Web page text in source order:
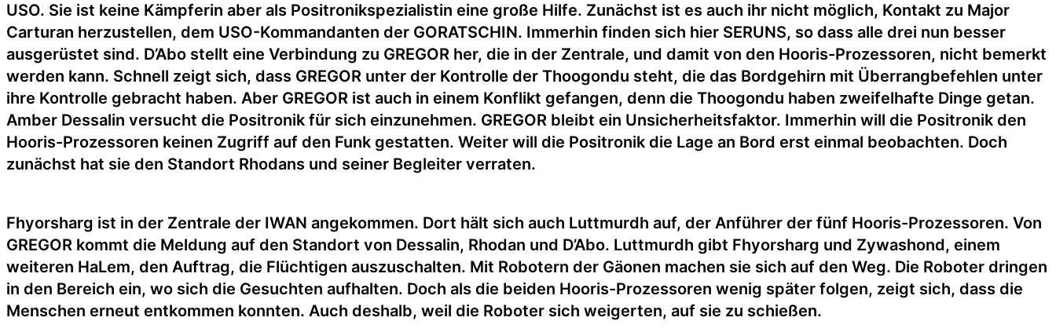
USO. Sie ist keine Kämpferin aber als Positronikspezialistin eine große Hilfe. Zunächst ist es auch ihr nicht möglich, Kontakt zu Major
Carturan herzustellen, dem USO-Kommandanten der GORATSCHIN. Immerhin finden sich hier SERUNS, so dass alle drei nun besser
ausgerüstet sind. D’Abo stellt eine Verbindung zu GREGOR her, die in der Zentrale, und damit von den Hooris-Prozessoren, nicht bemerkt
werden kann. Schnell zeigt sich, dass GREGOR unter der Kontrolle der Thoogondu steht, die das Bordgehirn mit Überrangbefehlen unter
ihre Kontrolle gebracht haben. Aber GREGOR ist auch in einem Konflikt gefangen, denn die Thoogondu haben zweifelhafte Dinge getan.
Amber Dessalin versucht die Positronik für sich einzunehmen. GREGOR bleibt ein Unsicherheitsfaktor. Immerhin will die Positronik den
Hooris-Prozessoren keinen Zugriff auf den Funk gestatten. Weiter will die Positronik die Lage an Bord erst einmal beobachten. Doch
zunächst hat sie den Standort Rhodans und seiner Begleiter verraten.
Fhyorsharg ist in der Zentrale der IWAN angekommen. Dort hält sich auch Luttmurdh auf, der Anführer der fünf Hooris-Prozessoren. Von
GREGOR kommt die Meldung auf den Standort von Dessalin, Rhodan und D’Abo. Luttmurdh gibt Fhyorsharg und Zywashond, einem
weiteren HaLem, den Auftrag, die Flüchtigen auszuschalten. Mit Robotern der Gäonen machen sie sich auf den Weg. Die Roboter dringen
in den Bereich ein, wo sich die Gesuchten aufhalten. Doch als die beiden Hooris-Prozessoren wenig später folgen, zeigt sich, dass die
Menschen erneut entkommen konnten. Auch deshalb, weil die Roboter sich weigerten, auf sie zu schießen.